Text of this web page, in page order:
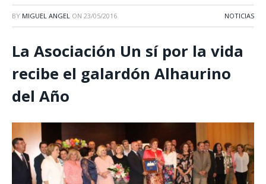
BY MIGUEL ANGEL ON 23/05/2016 NOTICIAS
La Asociación Un sí por la vida
recibe el galardón Alhaurino
del Año